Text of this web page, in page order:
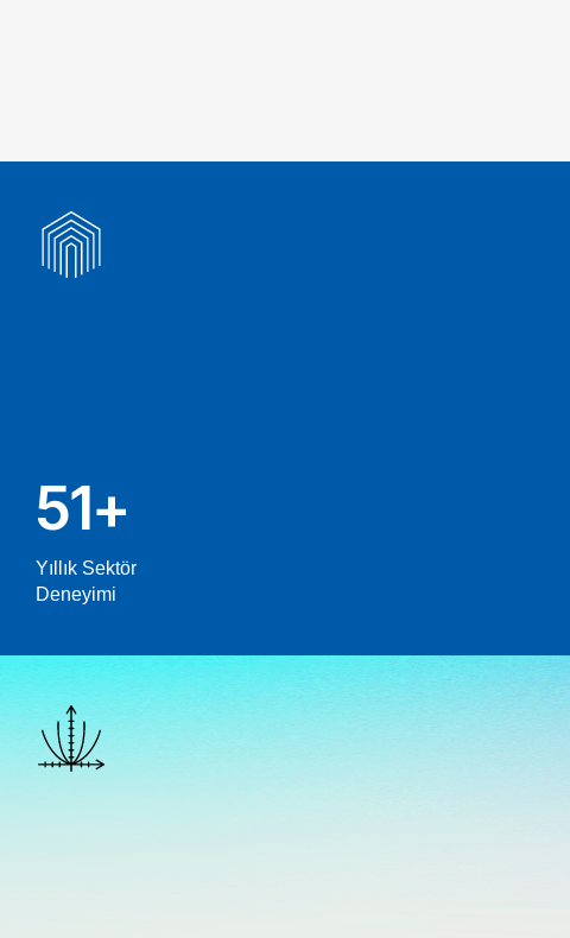
51+
Yıllık Sektör
Deneyimi